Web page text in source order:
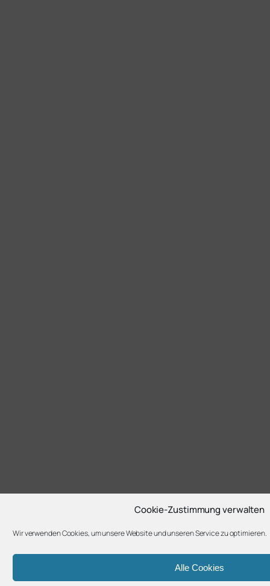
Cookie-Zustimmung verwalten
Wir verwenden Cookies, um unsere Website und unseren Service zu optimieren.
Alle Cookies